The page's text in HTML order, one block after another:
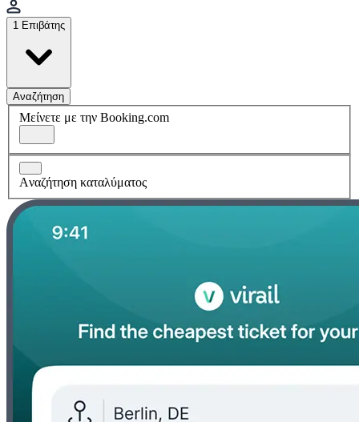
1 Επιβάτης
Αναζήτηση
Μείνετε με την Booking.com
Aναζήτηση καταλύματος